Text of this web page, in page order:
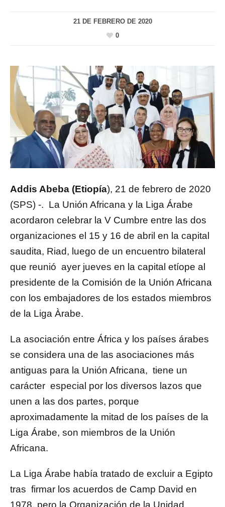
21 DE FEBRERO DE 2020
0
Addis Abeba (Etiopía), 21 de febrero de 2020
(SPS) -. La Unión Africana y la Liga Árabe
acordaron celebrar la V Cumbre entre las dos
organizaciones el 15 y 16 de abril en la capital
saudita, Riad, luego de un encuentro bilateral
que reunió ayer jueves en la capital etíope al
presidente de la Comisión de la Unión Africana
con los embajadores de los estados miembros
de la Liga Àrabe.
La asociación entre África y los países árabes
se considera una de las asociaciones más
antiguas para la Unión Africana, tiene un
carácter especial por los diversos lazos que
unen a las dos partes, porque
aproximadamente la mitad de los países de la
Liga Árabe, son miembros de la Unión
Africana.
La Liga Árabe había tratado de excluir a Egipto
tras firmar los acuerdos de Camp David en